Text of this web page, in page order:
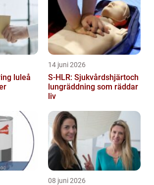
luleå
14 juni 2026
S-HLR: Sjukvårdshjärtoch
lungräddning som räddar
liv
08 juni 2026